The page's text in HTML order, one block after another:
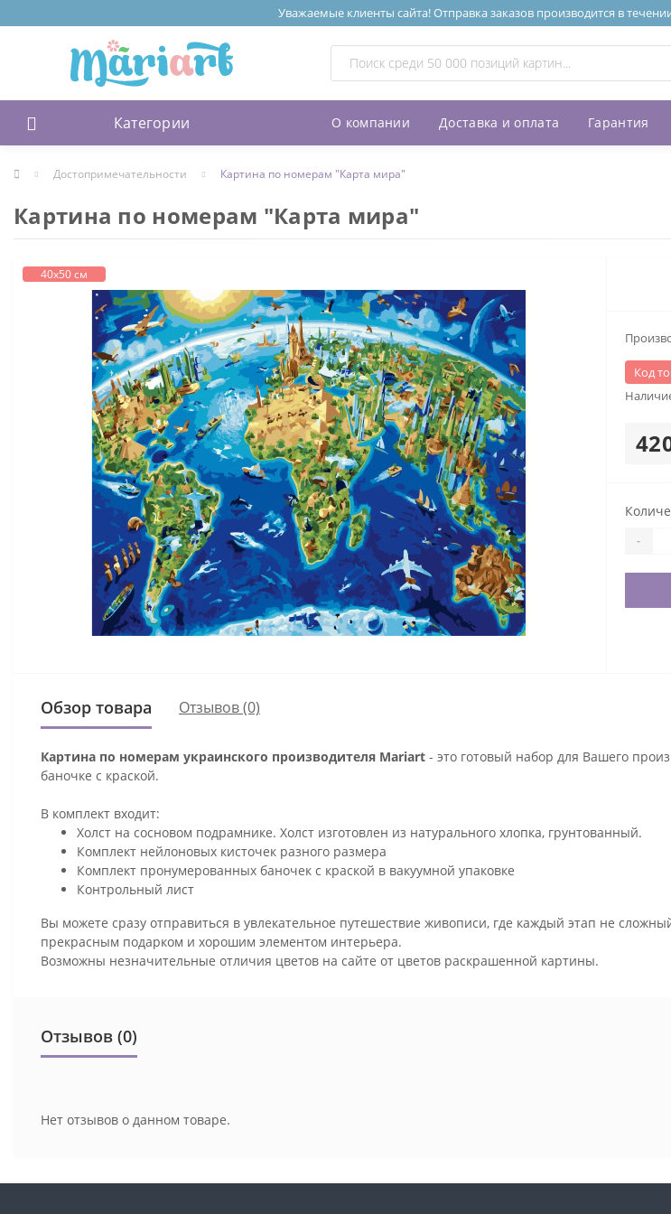
Уважаемые клиенты сайта! Отправка заказов производится в
Категории О компании Доставка и оплата Гарантия
Достопримечательности Картина по номерам "Карта мира"
Картина по номерам "Карта мира"
40х50 см
Код
-
Обзор товара Отзывов (0)
Картина по номерам украинского производителя Mariart - это готовый набор для Вашего
баночке с краской.
В комплект входит:
Холст на сосновом подрамнике. Холст изготовлен из натурального хлопка, грунтованный.
Комплект нейлоновых кисточек разного размера
Комплект пронумерованных баночек с краской в вакуумной упаковке
Контрольный лист
Вы можете сразу отправиться в увлекательное путешествие живописи, где каждый этап не
прекрасным подарком и хорошим элементом интерьера.
Возможны незначительные отличия цветов на сайте от цветов раскрашенной картины.
Отзывов (0)
Нет отзывов о данном товаре.